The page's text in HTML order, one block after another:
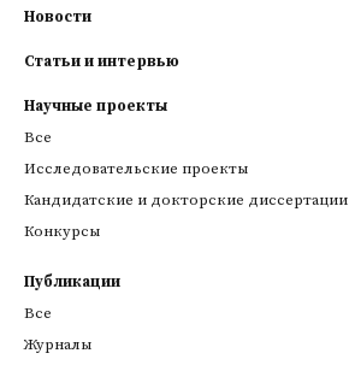
Новости
Статьи и интервью
Научные проекты
Все
Исследовательские проекты
Кандидатские и докторские диссертации
Конкурсы
Публикации
Все
Журналы